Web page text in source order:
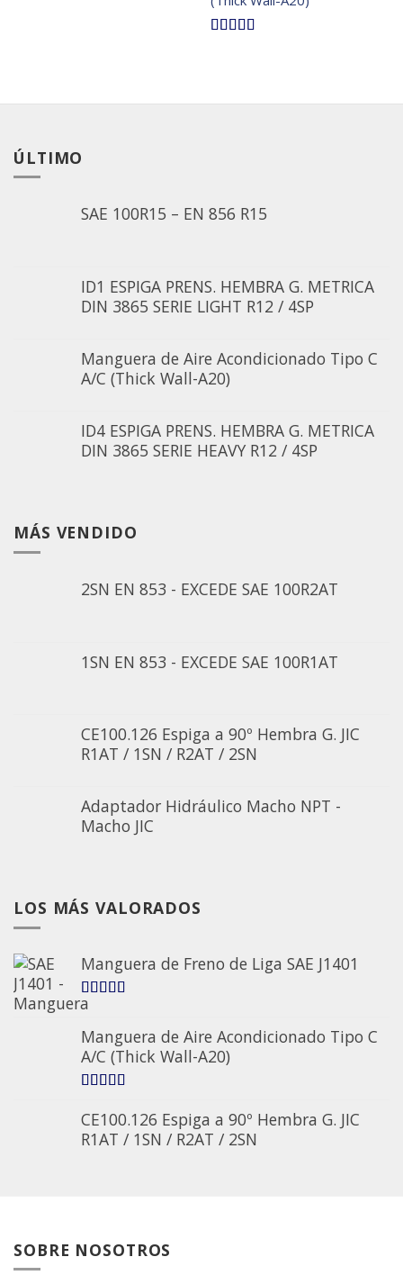
ÚLTIMO
SAE 100R15 – EN 856 R15
ID1 ESPIGA PRENS. HEMBRA G. METRICA
DIN 3865 SERIE LIGHT R12 / 4SP
Manguera de Aire Acondicionado Tipo C
A/C (Thick Wall-A20)
ID4 ESPIGA PRENS. HEMBRA G. METRICA
DIN 3865 SERIE HEAVY R12 / 4SP
MÁS VENDIDO
2SN EN 853 - EXCEDE SAE 100R2AT
1SN EN 853 - EXCEDE SAE 100R1AT
CE100.126 Espiga a 90º Hembra G. JIC
R1AT / 1SN / R2AT / 2SN
Adaptador Hidráulico Macho NPT -
Macho JIC
LOS MÁS VALORADOS
Manguera de Freno de Liga SAE J1401
5.00
Manguera de Aire Acondicionado Tipo C
A/C (Thick Wall-A20)
CE100.126 Espiga a 90º Hembra G. JIC
R1AT / 1SN / R2AT / 2SN
SOBRE NOSOTROS